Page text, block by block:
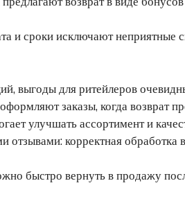
и сроки исключают неприятные
выгоды для ритейлеров
заказы, когда возврат
улучшать ассортимент и
корректная обработка
быстро вернуть в продажу